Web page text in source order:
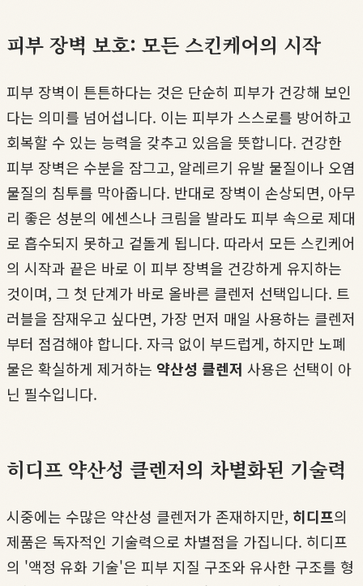
피부 장벽 보호: 모든 스킨케어의 시작
피부 장벽이 튼튼하다는 것은 단순히 피부가 건강해 보인
다는 의미를 넘어섭니다. 이는 피부가 스스로를 방어하고
회복할 수 있는 능력을 갖추고 있음을 뜻합니다. 건강한
피부 장벽은 수분을 잠그고, 알레르기 유발 물질이나 오염
물질의 침투를 막아줍니다. 반대로 장벽이 손상되면, 아무
리 좋은 성분의 에센스나 크림을 발라도 피부 속으로 제대
로 흡수되지 못하고 겉돌게 됩니다. 따라서 모든 스킨케어
의 시작과 끝은 바로 이 피부 장벽을 건강하게 유지하는
것이며, 그 첫 단계가 바로 올바른 클렌저 선택입니다. 트
러블을 잠재우고 싶다면, 가장 먼저 매일 사용하는 클렌저
부터 점검해야 합니다. 자극 없이 부드럽게, 하지만 노폐
물은 확실하게 제거하는 약산성 클렌저 사용은 선택이 아
닌 필수입니다.
히디프 약산성 클렌저의 차별화된 기술력
시중에는 수많은 약산성 클렌저가 존재하지만, 히디프의
제품은 독자적인 기술력으로 차별점을 가집니다. 히디프
의 '액정 유화 기술'은 피부 지질 구조와 유사한 구조를 형